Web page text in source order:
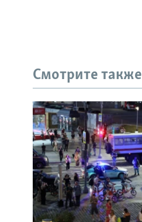
Смотрите также